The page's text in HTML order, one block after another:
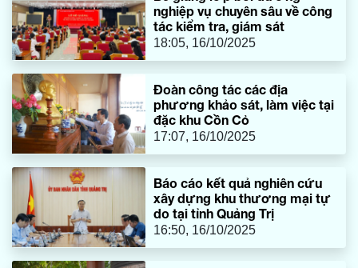
nghiệp vụ chuyên sâu về công
tác kiểm tra, giám sát
18:05, 16/10/2025
Đoàn công tác các địa
phương khảo sát, làm việc tại
đặc khu Cồn Cỏ
17:07, 16/10/2025
Báo cáo kết quả nghiên cứu
xây dựng khu thương mại tự
do tại tỉnh Quảng Trị
16:50, 16/10/2025